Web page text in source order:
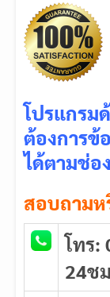
โปรแกรม
ต้องการข้
ได้ตามช่อ
สอบถามห
โทร:
24ช